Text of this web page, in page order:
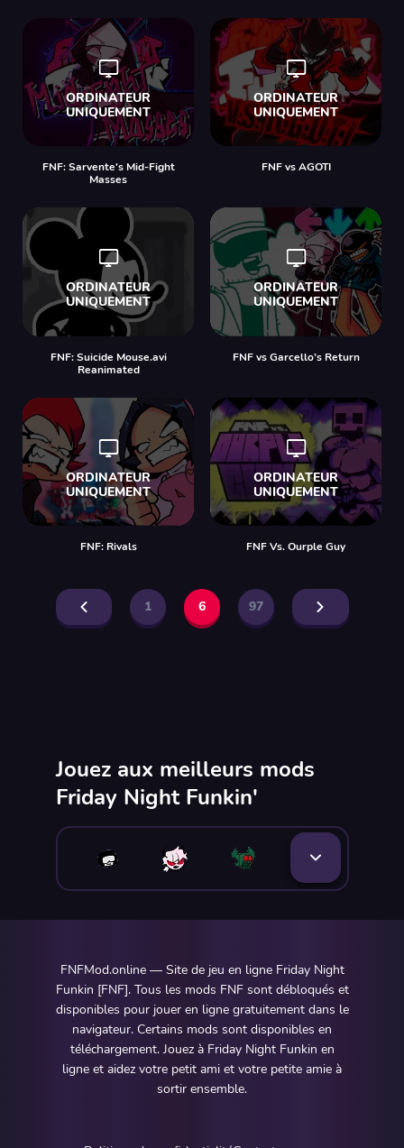
FNF: Sarvente's Mid-Fight
Masses
FNF vs AGOTI
FNF: Suicide Mouse.avi
Reanimated
FNF vs Garcello’s Return
FNF: Rivals FNF Vs. Ourple Guy
1 6 97
Jouez aux meilleurs mods
Friday Night Funkin'
FNFMod.online — Site de jeu en ligne Friday Night
Funkin [FNF]. Tous les mods FNF sont débloqués et
disponibles pour jouer en ligne gratuitement dans le
navigateur. Certains mods sont disponibles en
téléchargement. Jouez à Friday Night Funkin en
ligne et aidez votre petit ami et votre petite amie à
sortir ensemble.